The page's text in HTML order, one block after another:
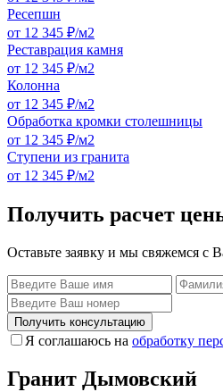
Ресепшн
от 12 345 ₽/м2
Реставрация камня
от 12 345 ₽/м2
Колонна
от 12 345 ₽/м2
Обработка кромки столешницы
от 12 345 ₽/м2
Ступени из гранита
от 12 345 ₽/м2
Получить расчет
Оставьте заявку и мы свяжемся с
Получить консультацию
Я соглашаюсь на обработку
Гранит Дымовский